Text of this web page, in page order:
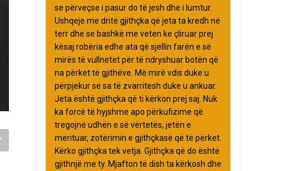
se përveçse i pasur do të jesh dhe i lumtur.
Ushqeje me dritë gjithçka që jeta ta kredh në
terr dhe se bashkë me veten ke çliruar prej
kësaj robëria edhe ata që sjellin farën e së
mirës të vullnetet për të ndryshuar botën që
na përket të gjithëve. Më mirë vdis duke u
përpjekur se sa të zvarritesh duke u ankuar.
Jeta është gjithçka që ti kërkon prej saj. Nuk
ka forcë të hyjshme apo përkufizime që
tregojnë udhën e së vërtetës, jetën e
merituar, zotërimin e gjithçkasë që të përket.
Kërko gjithçka tek vetja. Gjithçka që do është
gjithnjë me ty. Mjafton të dish ta kërkosh dhe